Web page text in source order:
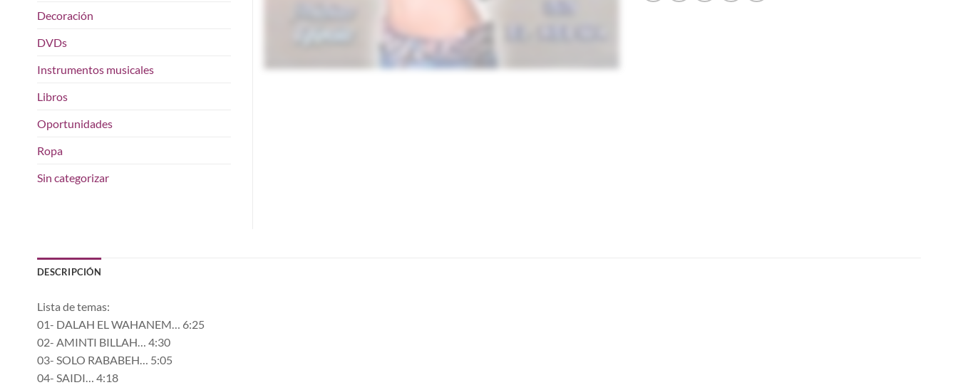
Decoración
DVDs
Instrumentos musicales
Libros
Oportunidades
Ropa
Sin categorizar
DESCRIPCIÓN
Lista de temas:
01- DALAH EL WAHANEM… 6:25
02- AMINTI BILLAH… 4:30
03- SOLO RABABEH… 5:05
04- SAIDI… 4:18